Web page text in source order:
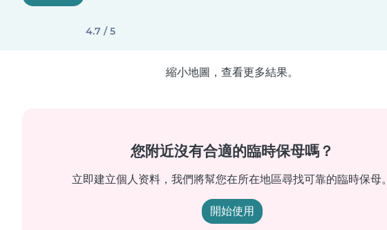
4.7 / 5
縮小地圖，查看更多結果。
您附近沒有合適的臨時保母嗎？
立即建立個人资料，我們將幫您在所在地區尋找可靠的臨時保母。
開始使用